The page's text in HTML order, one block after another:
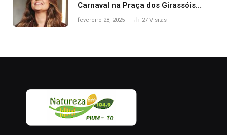
Carnaval na Praça dos Girassóis
nesta sexta-feira, em Palmas
fevereiro 28, 2025 27 Visitas